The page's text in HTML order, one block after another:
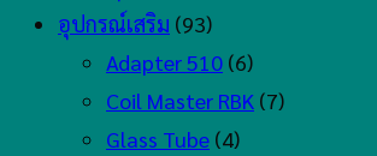
อุปกรณ์เสริม (93)
Adapter 510 (6)
Coil Master RBK (7)
Glass Tube (4)